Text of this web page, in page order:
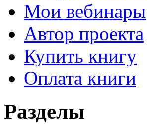
Мои вебинары
Автор проекта
Купить книгу
Оплата книги
Разделы